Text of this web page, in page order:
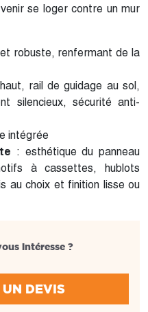
se loger contre un mur
et robuste, renfermant de la
rail de guidage au sol,
silencieux, sécurité anti-
intégrée
: esthétique du panneau
à cassettes, hublots
au choix et finition lisse ou
intéresse ?
DEVIS